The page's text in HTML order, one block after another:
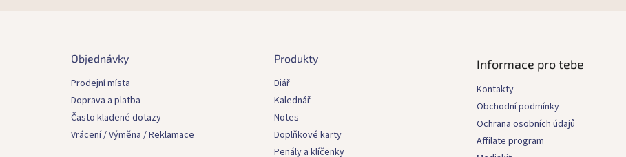
Objednávky
Prodejní místa
Doprava a platba
Často kladené dotazy
Vrácení / Výměna / Reklamace
Produkty
Diář
Kalednář
Notes
Doplňkové karty
Penály a klíčenky
Informace pro tebe
Kontakty
Obchodní podmínky
Ochrana osobních údajů
Affilate program